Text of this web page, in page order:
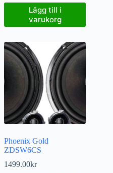
Lägg till i
varukorg
Phoenix Gold
ZDSW6CS
1499.00kr